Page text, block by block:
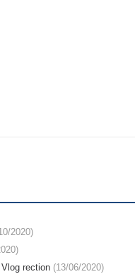
2020)
rection (13/06/2020)